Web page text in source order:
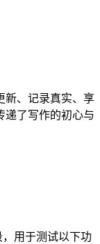
新、记录真实、享
递了写作的初心与
，用于测试以下功